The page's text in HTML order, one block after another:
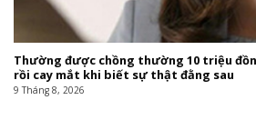
Thường được chồng thường 10 triệu
rồi cay mắt khi biết sự thật đằng sau
9 Tháng 8, 2026